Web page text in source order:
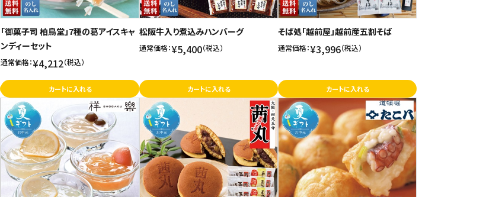
「御菓子司 柏鳥堂」7種の葛アイスキャ
ンディーセット
通常価格：¥4,212（税込）
カートに入れる
松阪牛入り煮込みハンバーグ
通常価格：¥5,400（税込）
カートに入れる
そば処「越前屋」越前産五割そば
通常価格：¥3,996（税込）
カートに入れる